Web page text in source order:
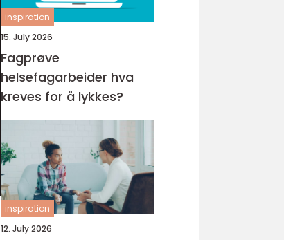
inspiration
15. July 2026
Fagprøve
helsefagarbeider hva
kreves for å lykkes?
inspiration
12. July 2026